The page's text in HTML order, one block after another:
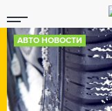
АВТО НОВОСТИ